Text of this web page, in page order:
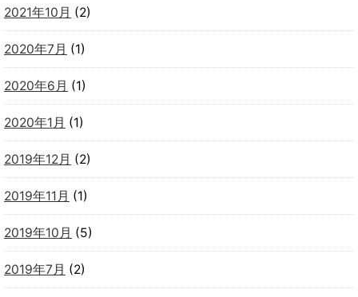
2021年10月 (2)
2020年7月 (1)
2020年6月 (1)
2020年1月 (1)
2019年12月 (2)
2019年11月 (1)
2019年10月 (5)
2019年7月 (2)